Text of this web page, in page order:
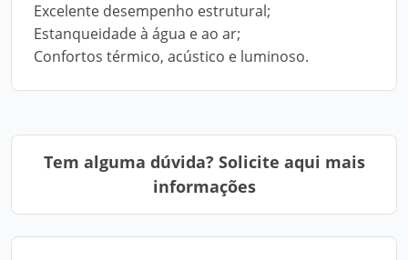
Excelente desempenho estrutural;
Estanqueidade à água e ao ar;
Confortos térmico, acústico e luminoso.
Tem alguma dúvida? Solicite aqui mais
informações